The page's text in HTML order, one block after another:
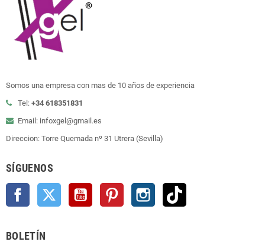
Somos una empresa con mas de 10 años de experiencia
Tel: +34 618351831
Email: infoxgel@gmail.es
Direccion: Torre Quemada nº 31 Utrera (Sevilla)
SÍGUENOS
Facebook Twitter YouTube Pinterest Instagram
BOLETÍN